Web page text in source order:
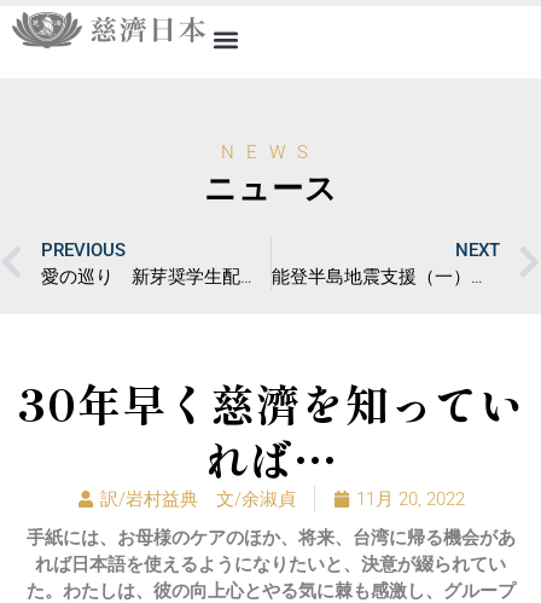
NEWS
ニュース
PREVIOUS
愛の巡り 新芽奨学生配布初体験
NEXT
能登半島地震支援（一）：因緣と上人開示
30年早く慈濟を知ってい
れば…
訳/岩村益典 文/余淑貞
11月 20, 2022
手紙には、お母様のケアのほか、将来、台湾に帰る機会があ
れば日本語を使えるようになりたいと、決意が綴られてい
た。わたしは、彼の向上心とやる気に棘も感激し、グループ